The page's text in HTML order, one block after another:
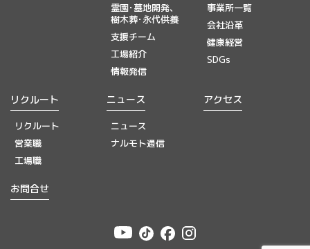
霊園･墓地開発、
樹木葬･永代供養
支援チーム
工場紹介
情報発信
事業所一覧
会社沿革
健康経営
SDGs
リクルート
リクルート
営業職
工場職
ニュース
ニュース
ナルモト通信
アクセス
お問合せ